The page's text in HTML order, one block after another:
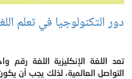
دور التكنولوجيا في تعلم
تعد اللغة الإنكليزية اللغة
التواصل العالمية، لذلك يجب أن